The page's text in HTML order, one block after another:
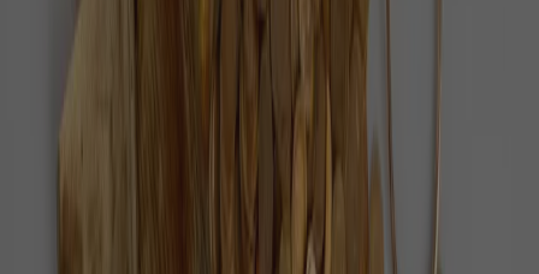
Pozitivní zprávy
Jak ověřujeme zprávy
Zásady ochrany osobních údajů